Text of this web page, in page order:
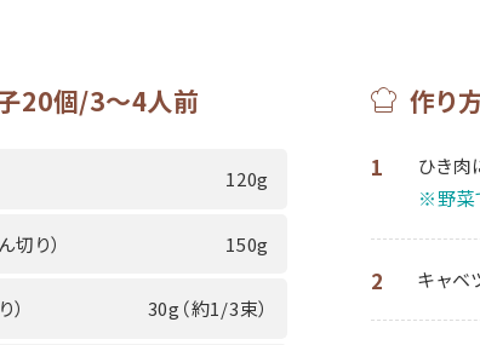
20個/3～4人前
120g
切り） 150g
） 30g（約1/3束）
作り
1 ひき肉
※野菜
2 キャベ